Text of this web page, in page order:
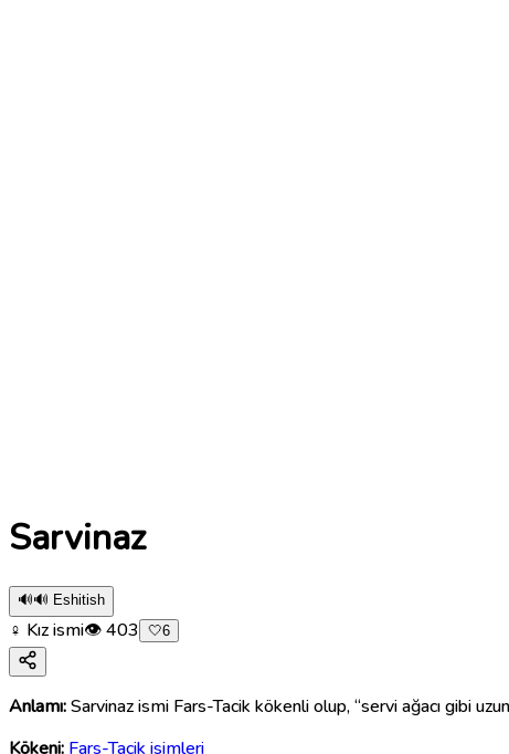
Sarvinaz
🔊🔊 Eshitish
♀ Kız ismi👁403 🤍6
Anlamı:Sarvinaz ismi Fars-Tacik kökenli olup, “servi ağacı gibi
Kökeni: Fars-Tacik isimleri